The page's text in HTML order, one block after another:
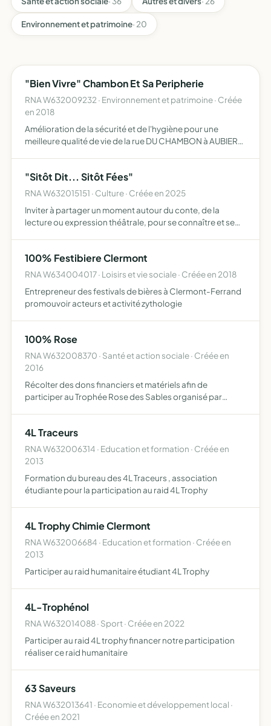
Environnement et patrimoine· 20
"Bien Vivre" Chambon Et Sa Peripherie
RNA W632009232 · Environnement et patrimoine · Créée
en 2018
Amélioration de la sécurité et de l'hygiène pour une
meilleure qualité de vie de la rue DU CHAMBON à AUBIERE
"Sitôt Dit... Sitôt Fées"
RNA W632015151 · Culture · Créée en 2025
Inviter à partager un moment autour du conte, de la
lecture ou expression théâtrale, pour se connaître et se
100% Festibiere Clermont
RNA W634004017 · Loisirs et vie sociale · Créée en 2018
Entrepreneur des festivals de bières à Clermont-Ferrand
promouvoir acteurs et activité zythologie
100% Rose
RNA W632008370 · Santé et action sociale · Créée en
2016
Récolter des dons financiers et matériels afin de
participer au Trophée Rose des Sables organisé par
Parlons-…
4L Traceurs
RNA W632006314 · Education et formation · Créée en
2013
Formation du bureau des 4L Traceurs , association
étudiante pour la participation au raid 4L Trophy
4L Trophy Chimie Clermont
RNA W632006684 · Education et formation · Créée en
2013
Participer au raid humanitaire étudiant 4L Trophy
4L-Trophénol
RNA W632014088 · Sport · Créée en 2022
Participer au raid 4L trophy financer notre participation
réaliser ce raid humanitaire
63 Saveurs
RNA W632013641 · Economie et développement local ·
Créée en 2021